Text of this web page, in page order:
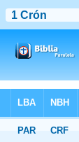
>1 Crónicas Capítulo 29